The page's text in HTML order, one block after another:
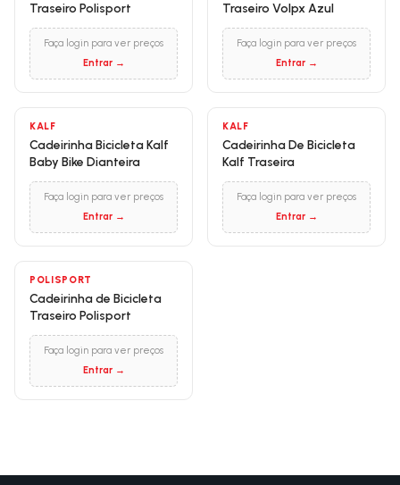
Traseiro Polisport
Faça login para ver preços
Entrar →
Traseiro Volpx Azul
Faça login para ver preços
Entrar →
KALF
Cadeirinha Bicicleta Kalf
Baby Bike Dianteira
Faça login para ver preços
Entrar →
KALF
Cadeirinha De Bicicleta
Kalf Traseira
Faça login para ver preços
Entrar →
POLISPORT
Cadeirinha de Bicicleta
Traseiro Polisport
Faça login para ver preços
Entrar →